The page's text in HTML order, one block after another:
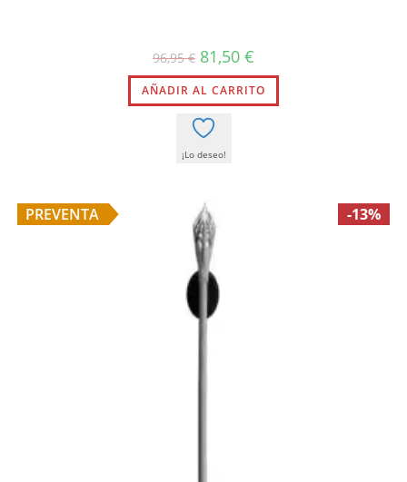
96,95€ El
precio
original
era:
96,95 €.
81,50 €
actual
es:
81,50 €.
AÑADIR AL CARRITO
¡Lo deseo!
-13%
PREVENTA